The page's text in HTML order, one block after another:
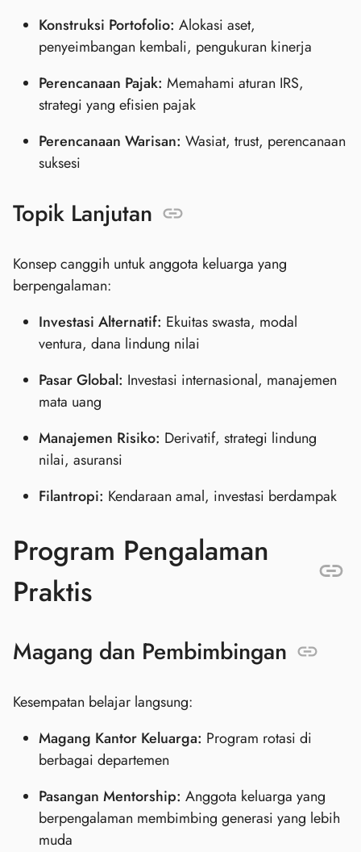
Konstruksi Portofolio: Alokasi aset,
penyeimbangan kembali, pengukuran kinerja
Perencanaan Pajak: Memahami aturan IRS,
strategi yang efisien pajak
Perencanaan Warisan: Wasiat, trust, perencanaan
suksesi
Topik Lanjutan
Konsep canggih untuk anggota keluarga yang
berpengalaman:
Investasi Alternatif: Ekuitas swasta, modal
ventura, dana lindung nilai
Pasar Global: Investasi internasional, manajemen
mata uang
Manajemen Risiko: Derivatif, strategi lindung
nilai, asuransi
Filantropi: Kendaraan amal, investasi berdampak
Program Pengalaman
Praktis
Magang dan Pembimbingan
Kesempatan belajar langsung:
Magang Kantor Keluarga: Program rotasi di
berbagai departemen
Pasangan Mentorship: Anggota keluarga yang
berpengalaman membimbing generasi yang lebih
muda